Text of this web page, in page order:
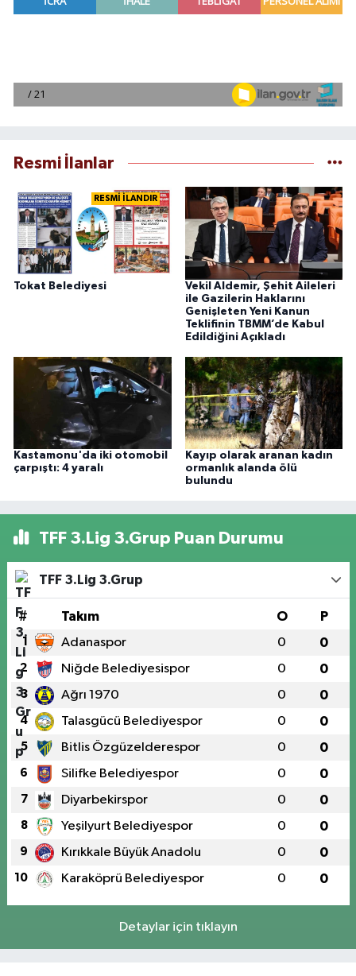
Resmi İlanlar
RESMİ İLANDIR
Tokat Belediyesi
Vekil Aldemir, Şehit Aileleri
ile Gazilerin Haklarını
Genişleten Yeni Kanun
Teklifinin TBMM’de Kabul
Edildiğini Açıkladı
Kastamonu'da iki otomobil
çarpıştı: 4 yaralı
Kayıp olarak aranan kadın
ormanlık alanda ölü
bulundu
TFF 3.Lig 3.Grup Puan Durumu
TFF 3.Lig 3.Grup
# Takım O P
1 Adanaspor 0 0
2 Niğde Belediyesispor 0 0
3 Ağrı 1970 0 0
4 Talasgücü Belediyespor 0 0
5 Bitlis Özgüzelderespor 0 0
6 Silifke Belediyespor 0 0
7 Diyarbekirspor 0 0
8 Yeşilyurt Belediyespor 0 0
9 Kırıkkale Büyük Anadolu 0 0
10 Karaköprü Belediyespor 0 0
Detaylar için tıklayın